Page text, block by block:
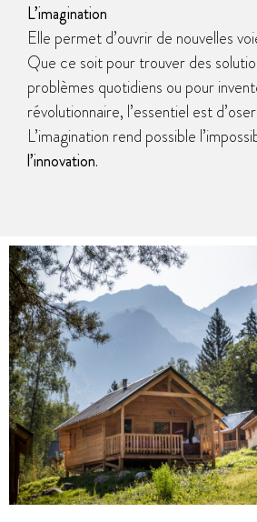
L’imagination
Elle permet d’ouvrir de nouvelles
Que ce soit pour trouver des
problèmes quotidiens ou pour
révolutionnaire, l’essentiel est
L’imagination rend possible
l’innovation.